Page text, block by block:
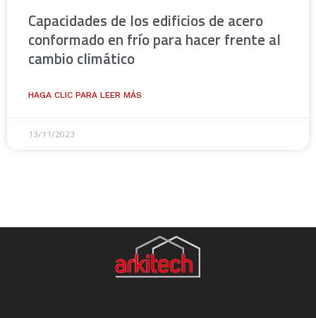
Capacidades de los edificios de acero
conformado en frío para hacer frente al
cambio climático
HAGA CLIC PARA LEER MÁS
13/11/2023